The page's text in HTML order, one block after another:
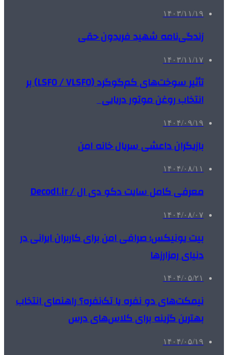
۱۴۰۳/۱۱/۱۹
زندگی‌نامه شهید فریدون حقی
۱۴۰۳/۱۱/۱۷
تأثیر سوخت‌های کم‌گوگرد (LSFO / VLSFO) بر
انتخاب روغن موتور دریایی
۱۴۰۴/۰۹/۱۹
بازیگران داعشی سریال خانه امن
۱۴۰۴/۰۸/۱۱
معرفی کامل سایت دکو دی ال / Decodl.ir
۱۴۰۴/۰۸/۰۷
بیت یونیکس؛ صرافی امن برای کاربران ایرانی در
دنیای رمزارزها
۱۴۰۴/۰۵/۲۱
نیمکت‌های دو نفره یا تک‌نفره؟ راهنمای انتخاب
بهترین گزینه برای کلاس‌های درس
۱۴۰۴/۰۵/۱۹